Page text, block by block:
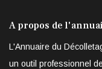
A propos de
L'Annuaire du
un outil professionnel